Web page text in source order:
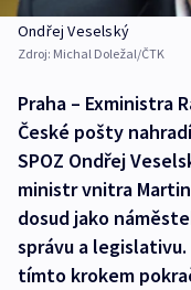
Ondřej Veselský
Zdroj: Michal Doležal/ČTK
Praha – Exministra
České pošty
SPOZ Ondřej
ministr vnitra
dosud jako
správu a
tímto krokem